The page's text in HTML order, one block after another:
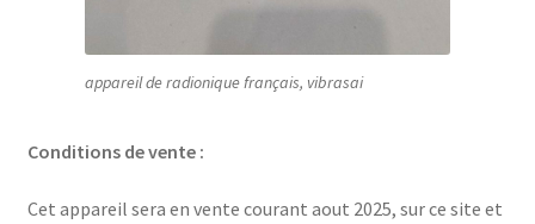
appareil de radionique français, vibrasai
Conditions de vente :
Cet appareil sera en vente courant aout 2025, sur ce site et